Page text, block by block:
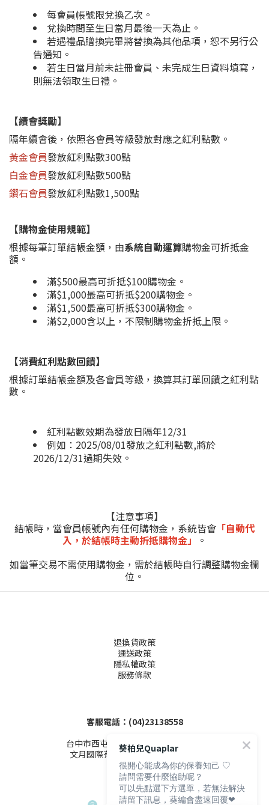
每會員帳號限兌換乙次。
兌換時間至生日當月最後一天為止。
若遇禮品贈換完畢將替換為其他品項，恕不另行公
告通知。
若生日當月前未註冊會員、未完成生日資料填寫，
則無法領取生日禮。
【續會獎勵】
隔年續會後，依照各會員等級發放對應之紅利點數。
黃金會員發放紅利點數300點
白金會員發放紅利點數500點
鑽石會員發放紅利點數1,500點
【購物金使用規範】
根據每筆訂單結帳金額，由系統自動運算購物金可折抵金
額。
滿$500最高可折抵$100購物金。
滿$1,000最高可折抵$200購物金。
滿$1,500最高可折抵$300購物金。
滿$2,000含以上，不限制購物金折抵上限。
【消費紅利點數回饋】
根據訂單結帳金額及各會員等級，換算其訂單回饋之紅利點
數。
紅利點數效期為發放日隔年12/31
例如：2025/08/01發放之紅利點數,將於
2026/12/31過期失效。
【注意事項】
結帳時，當會員帳號內有任何購物金，系統皆會 「自動代
入，於結帳時主動折抵購物金」
。
如當筆交易不需使用購物金，需於結帳時自行調整購物金欄
位。
退換貨政策
運送政策
隱私權政策
服務條款
客服電話：(04)23138558
台中市西屯區文心路三段155-1號4樓
文月國際有限公司 (統編53503086)
葵柏兒Quaplar
很開心能成為你的保養知己 ♡
請問需要什麼協助呢？
可以先點選下方選單，若無法解決
請留下訊息，葵編會盡速回覆❤